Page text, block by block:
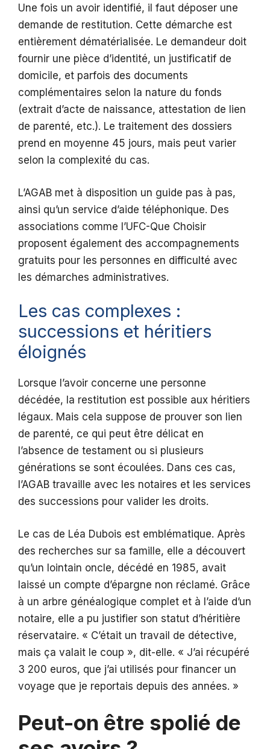
Une fois un avoir identifié, il faut déposer une
demande de restitution. Cette démarche est
entièrement dématérialisée. Le demandeur doit
fournir une pièce d’identité, un justificatif de
domicile, et parfois des documents
complémentaires selon la nature du fonds
(extrait d’acte de naissance, attestation de lien
de parenté, etc.). Le traitement des dossiers
prend en moyenne 45 jours, mais peut varier
selon la complexité du cas.
L’AGAB met à disposition un guide pas à pas,
ainsi qu’un service d’aide téléphonique. Des
associations comme l’UFC-Que Choisir
proposent également des accompagnements
gratuits pour les personnes en difficulté avec
les démarches administratives.
Les cas complexes :
successions et héritiers
éloignés
Lorsque l’avoir concerne une personne
décédée, la restitution est possible aux héritiers
légaux. Mais cela suppose de prouver son lien
de parenté, ce qui peut être délicat en
l’absence de testament ou si plusieurs
générations se sont écoulées. Dans ces cas,
l’AGAB travaille avec les notaires et les services
des successions pour valider les droits.
Le cas de Léa Dubois est emblématique. Après
des recherches sur sa famille, elle a découvert
qu’un lointain oncle, décédé en 1985, avait
laissé un compte d’épargne non réclamé. Grâce
à un arbre généalogique complet et à l’aide d’un
notaire, elle a pu justifier son statut d’héritière
réservataire. « C’était un travail de détective,
mais ça valait le coup », dit-elle. « J’ai récupéré
3 200 euros, que j’ai utilisés pour financer un
voyage que je reportais depuis des années. »
Peut-on être spolié de